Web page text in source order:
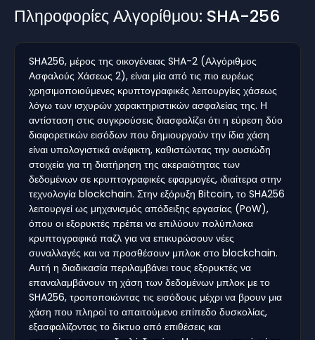
Πληροφορίες Αλγορίθμου: SHA-256
SHA256, μέρος της οικογένειας SHA-2 (Αλγόριθμος
Ασφαλούς Χάσεως 2), είναι μία από τις πιο ευρέως
χρησιμοποιούμενες κρυπτογραφικές λειτουργίες χάσεως
λόγω των ισχυρών χαρακτηριστικών ασφαλείας της. Η
αντίσταση στις συγκρούσεις διασφαλίζει ότι η εύρεση δύο
διαφορετικών εισόδων που δημιουργούν την ίδια χάση
είναι υπολογιστικά ανέφικτη, καθιστώντας την ουσιώδη
στοιχεία για τη διατήρηση της ακεραιότητας των
δεδομένων σε κρυπτογραφικές εφαρμογές, ιδιαίτερα στην
τεχνολογία blockchain. Στην εξόρυξη Bitcoin, το SHA256
λειτουργεί ως μηχανισμός απόδειξης εργασίας (PoW),
όπου οι εξορυκτές πρέπει να επιλύουν πολύπλοκα
κρυπτογραφικά παζλ για να επικυρώσουν νέες
συναλλαγές και να προσθέσουν μπλοκ στο blockchain.
Αυτή η διαδικασία περιλαμβάνει τους εξορυκτές να
επαναλαμβάνουν τη χάση των δεδομένων μπλοκ με το
SHA256, τροποποιώντας τις εισόδους μέχρι να βρουν μια
χάση που πληροί το απαιτούμενο επίπεδο δυσκολίας,
εξασφαλίζοντας το δίκτυο από επιθέσεις και